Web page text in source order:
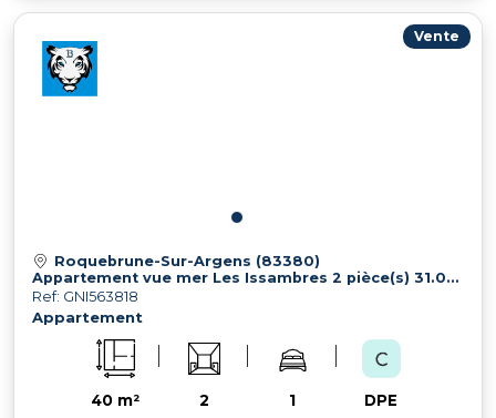
Vente
Roquebrune-Sur-Argens (83380)
Appartement vue mer Les Issambres 2 pièce(s) 31.06 m2
Ref: GNI563818
Appartement
40 m² 2 1 DPE